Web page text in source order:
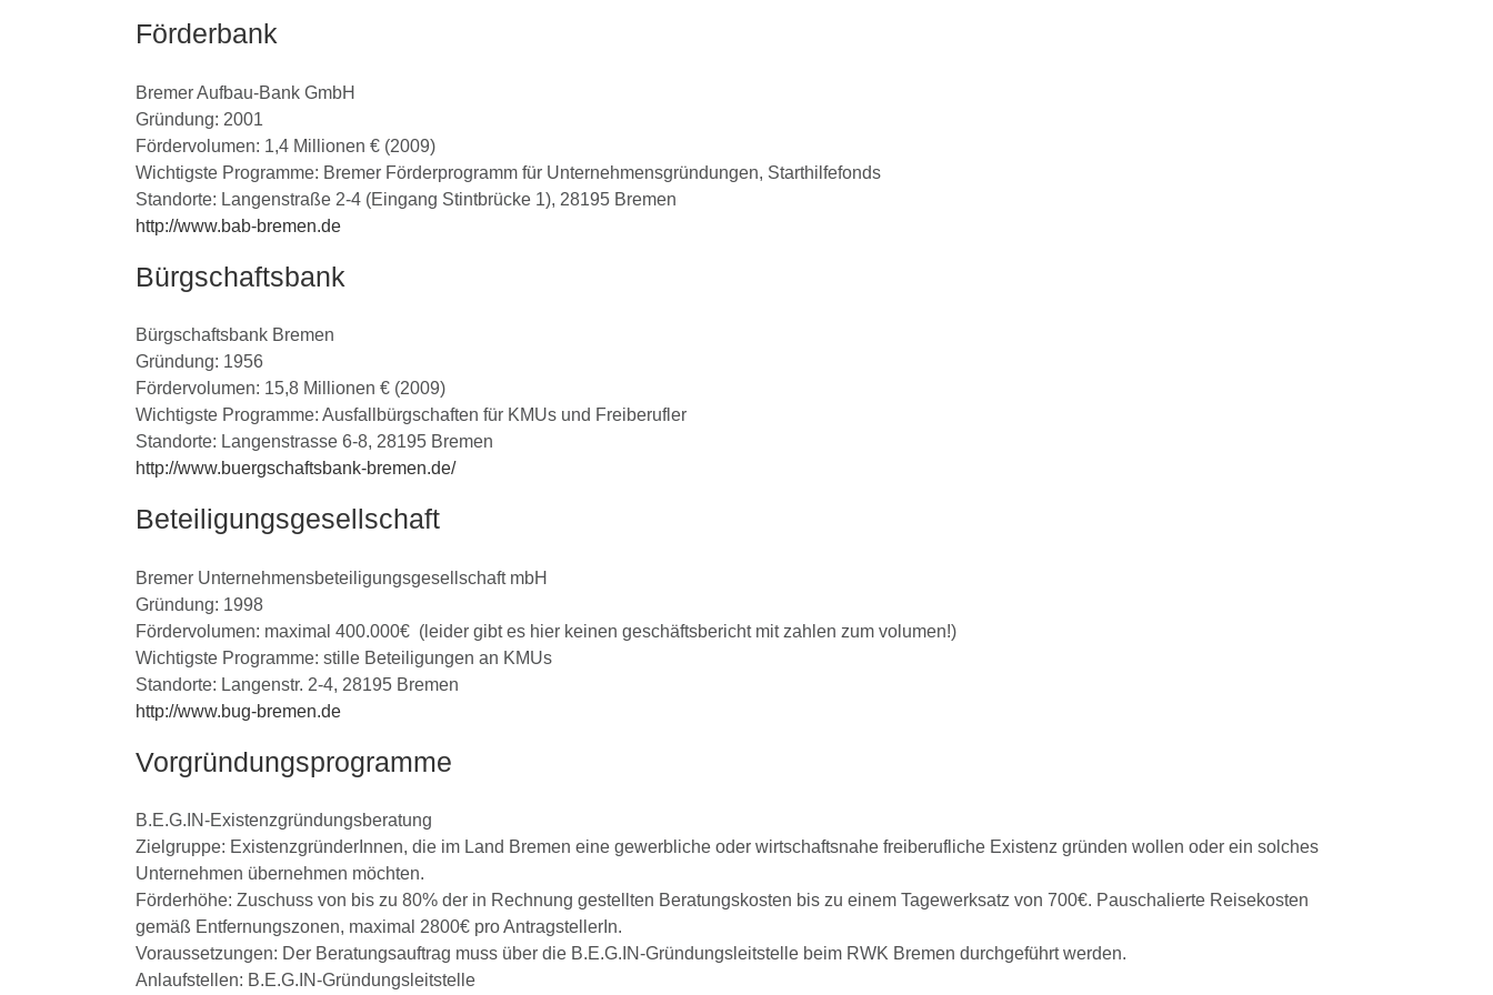
Förderbank
Bremer Aufbau-Bank GmbH
Gründung: 2001
Fördervolumen: 1,4 Millionen € (2009)
Wichtigste Programme: Bremer Förderprogramm für Unternehmensgründungen, Starthilfefonds
Standorte: Langenstraße 2-4 (Eingang Stintbrücke 1), 28195 Bremen
http://www.bab-bremen.de
Bürgschaftsbank
Bürgschaftsbank Bremen
Gründung: 1956
Fördervolumen: 15,8 Millionen € (2009)
Wichtigste Programme: Ausfallbürgschaften für KMUs und Freiberufler
Standorte: Langenstrasse 6-8, 28195 Bremen
http://www.buergschaftsbank-bremen.de/
Beteiligungsgesellschaft
Bremer Unternehmensbeteiligungsgesellschaft mbH
Gründung: 1998
Fördervolumen: maximal 400.000€ (leider gibt es hier keinen geschäftsbericht mit zahlen zum volumen!)
Wichtigste Programme: stille Beteiligungen an KMUs
Standorte: Langenstr. 2-4, 28195 Bremen
http://www.bug-bremen.de
Vorgründungsprogramme
B.E.G.IN-Existenzgründungsberatung
Zielgruppe: ExistenzgründerInnen, die im Land Bremen eine gewerbliche oder wirtschaftsnahe freiberufliche Existenz gründen wollen oder ein solches
Unternehmen übernehmen möchten.
Förderhöhe: Zuschuss von bis zu 80% der in Rechnung gestellten Beratungskosten bis zu einem Tagewerksatz von 700€. Pauschalierte Reisekosten
gemäß Entfernungszonen, maximal 2800€ pro AntragstellerIn.
Voraussetzungen: Der Beratungsauftrag muss über die B.E.G.IN-Gründungsleitstelle beim RWK Bremen durchgeführt werden.
Anlaufstellen: B.E.G.IN-Gründungsleitstelle